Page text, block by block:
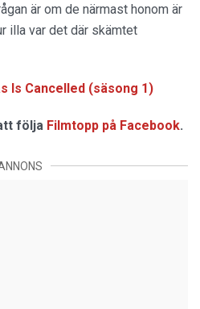
är om de närmast honom är
illa var det där skämtet
Is Cancelled (säsong 1)
följa Filmtopp på Facebook.